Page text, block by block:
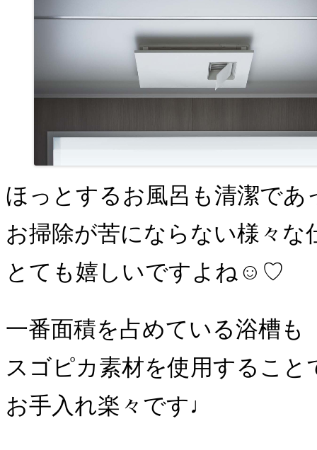
ほっとするお風呂も清潔であ
お掃除が苦にならない様々な
とても嬉しいですよね☺️♡
一番面積を占めている浴槽も
スゴピカ素材を使用すること
お手入れ楽々です♩